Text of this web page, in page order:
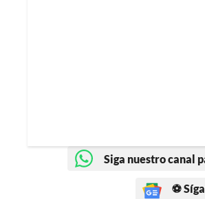
Siga nuestro canal
⚽